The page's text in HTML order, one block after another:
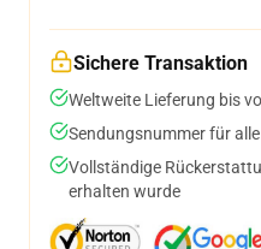
Sichere Transaktion
Weltweite Lieferung bis
Sendungsnummer für
Vollständige
erhalten wurde